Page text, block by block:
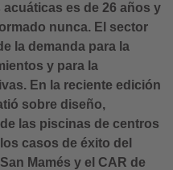
es de 26 años y
nunca. El sector
la demanda para la
y para la
En la reciente edición
sobre diseño,
las piscinas de centros
casos de éxito del
Mamés y el CAR de